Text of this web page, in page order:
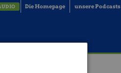
Die Homepage unsere Podcasts